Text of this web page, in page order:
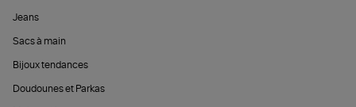
Jeans
Sacs à main
Bijoux tendances
Doudounes et Parkas